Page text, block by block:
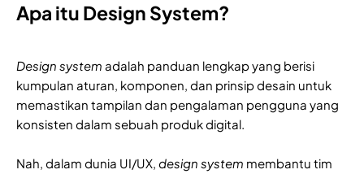
Apa itu Design System?
Design system adalah panduan lengkap yang berisi
kumpulan aturan, komponen, dan prinsip desain untuk
memastikan tampilan dan pengalaman pengguna yang
konsisten dalam sebuah produk digital.
Nah, dalam dunia UI/UX, design system membantu tim